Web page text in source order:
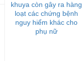
khuya còn gây ra hàng
loạt các chứng bệnh
nguy hiểm khác cho
phụ nữ